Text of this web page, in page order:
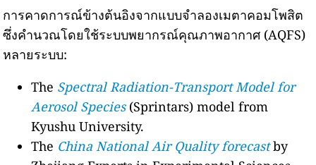
การคาดการณ์ข้างต้นอิงจากแบบจำลองเมตาคอมโพสิต
ซึ่งคำนวณโดยใช้ระบบพยากรณ์คุณภาพอากาศ (AQFS)
หลายระบบ:
The Spectral Radiation-Transport Model for
Aerosol Species(Sprintars) model from
Kyushu University.
The China National Air Quality forecastby